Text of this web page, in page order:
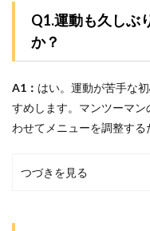
Q1.運動も久しぶ
か？
A1： はい。運動が苦手な
すめします。マンツーマ
わせてメニューを調整する
つづきを見る